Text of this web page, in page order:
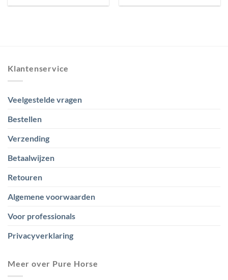
tot
tot
Klantenservice
Veelgestelde vragen
Bestellen
Verzending
Betaalwijzen
Retouren
Algemene voorwaarden
Voor professionals
Privacyverklaring
Meer over Pure Horse